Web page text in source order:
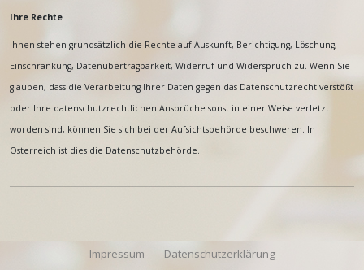
Ihre Rechte
Ihnen stehen grundsätzlich die Rechte auf Auskunft, Berichtigung, Löschung,
Einschränkung, Datenübertragbarkeit, Widerruf und Widerspruch zu. Wenn Sie
glauben, dass die Verarbeitung Ihrer Daten gegen das Datenschutzrecht verstößt
oder Ihre datenschutzrechtlichen Ansprüche sonst in einer Weise verletzt
worden sind, können Sie sich bei der Aufsichtsbehörde beschweren. In
Österreich ist dies die Datenschutzbehörde.
Impressum
Datenschutzerklärung